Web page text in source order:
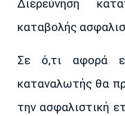
Διερεύνηση
καταβολής
Σε ό,τι αφορά
καταναλωτής θα
την ασφαλιστική